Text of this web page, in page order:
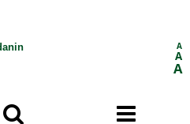
A
A
A
 